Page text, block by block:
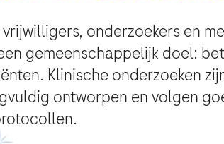
onderzoekers en
gemeenschappelijk doel:
Klinische onderzoeken
ontworpen en volgen